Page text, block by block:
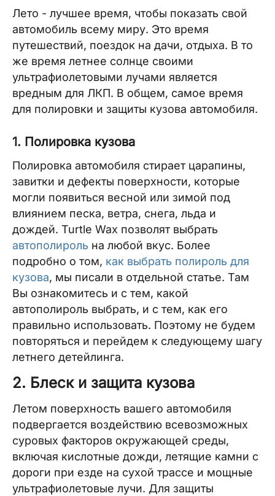
Лето - лучшее время, чтобы показать свой
автомобиль всему миру. Это время
путешествий, поездок на дачи, отдыха. В то
же время летнее солнце своими
ультрафиолетовыми лучами является
вредным для ЛКП. В общем, самое время
для полировки и защиты кузова автомобиля.
1. Полировка кузова
Полировка автомобиля стирает царапины,
завитки и дефекты поверхности, которые
могли появиться весной или зимой под
влиянием песка, ветра, снега, льда и
дождей. Turtle Wax позволят выбрать
автополироль на любой вкус. Более
подробно о том, как выбрать полироль для
кузова, мы писали в отдельной статье. Там
Вы ознакомитесь и с тем, какой
автополироль выбрать, и с тем, как его
правильно использовать. Поэтому не будем
повторяться и перейдем к следующему шагу
летнего детейлинга.
2. Блеск и защита кузова
Летом поверхность вашего автомобиля
подвергается воздействию всевозможных
суровых факторов окружающей среды,
включая кислотные дожди, летящие камни с
дороги при езде на сухой трассе и мощные
ультрафиолетовые лучи. Для защиты